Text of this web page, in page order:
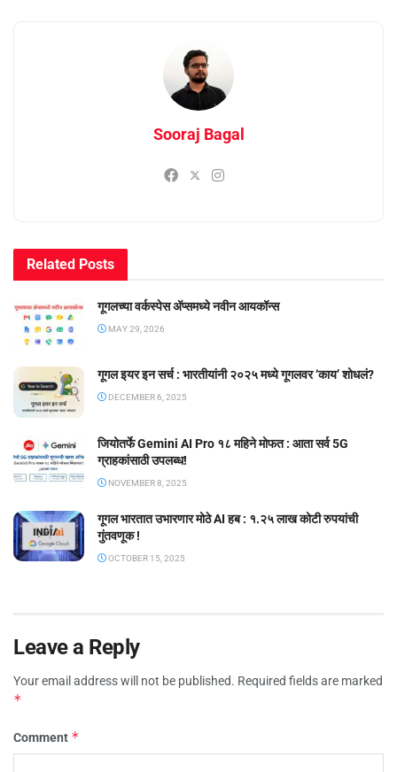
Sooraj Bagal
Related Posts
गूगलच्या वर्कस्पेस अ‍ॅप्समध्ये नवीन आयकॉन्स
MAY 29, 2026
गूगल इयर इन सर्च : भारतीयांनी २०२५ मध्ये गूगलवर ‘काय’ शोधलं?
DECEMBER 6, 2025
जियोतर्फे Gemini AI Pro १८ महिने मोफत : आता सर्व 5G
ग्राहकांसाठी उपलब्ध!
NOVEMBER 8, 2025
गूगल भारतात उभारणार मोठे AI हब : १.२५ लाख कोटी रुपयांची
गुंतवणूक !
OCTOBER 15, 2025
Leave a Reply
Your email address will not be published. Required fields are marked
*
Comment *